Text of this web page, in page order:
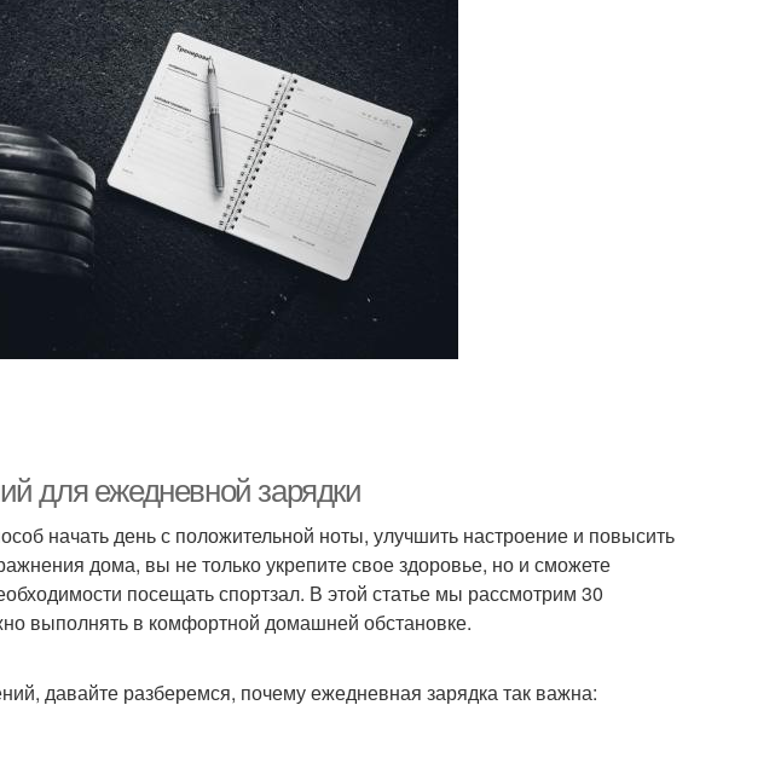
для ежедневной зарядки
начать день с положительной ноты, улучшить настроение и повысить
дома, вы не только укрепите свое здоровье, но и сможете
посещать спортзал. В этой статье мы рассмотрим 30
выполнять в комфортной домашней обстановке.
давайте разберемся, почему ежедневная зарядка так важна: